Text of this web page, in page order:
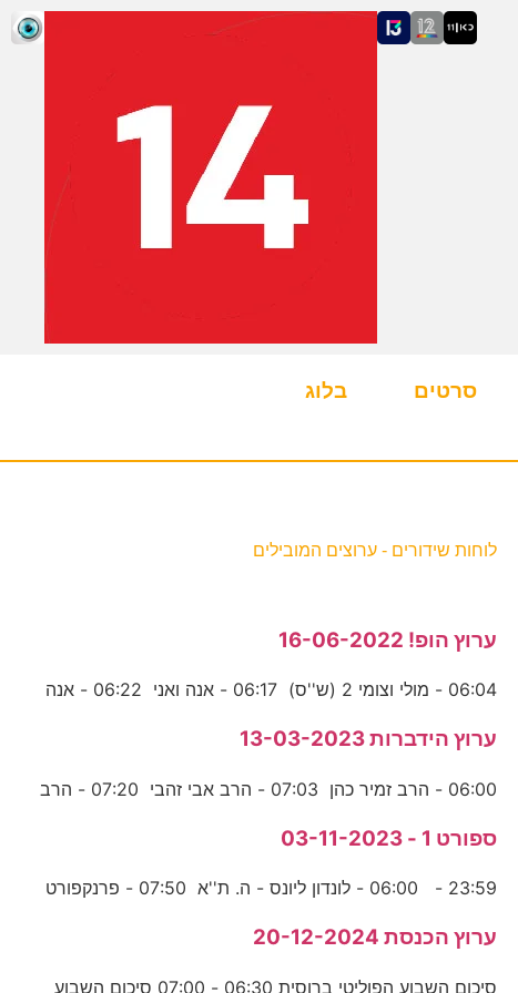
סרטים בלוג
לוחות שידורים - ערוצים המובילים
ערוץ הופ! 16-06-2022
06:04 - מולי וצומי 2 (ש''ס) 06:17 - אנה ואני 06:22 - אנה
ערוץ הידברות 13-03-2023
06:00 - הרב זמיר כהן 07:03 - הרב אבי זהבי 07:20 - הרב
ספורט 1 - 03-11-2023
23:59 - 06:00 - לונדון ליונס - ה. ת''א 07:50 - פרנקפורט
ערוץ הכנסת 20-12-2024
סיכום השבוע הפוליטי ברוסית 06:30 - 07:00 סיכום השבוע